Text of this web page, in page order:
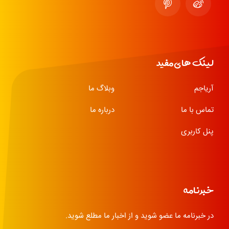
لینک های مفید
آریاجم
وبلاگ ما
تماس با ما
درباره ما
پنل کاربری
خبرنامه
در خبرنامه ما عضو شوید و از اخبار ما مطلع شوید.